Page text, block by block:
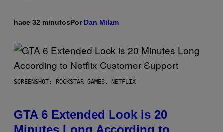
hace 32 minutosPor Dan Milam
SCREENSHOT: ROCKSTAR GAMES, NETFLIX
GTA 6 Extended Look is 20